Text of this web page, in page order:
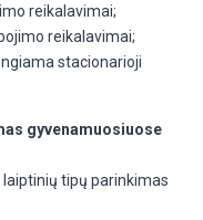
reikalavimai;
reikalavimai;
stacionarioji
gyvenamuosiuose
laiptinių tipų parinkimas